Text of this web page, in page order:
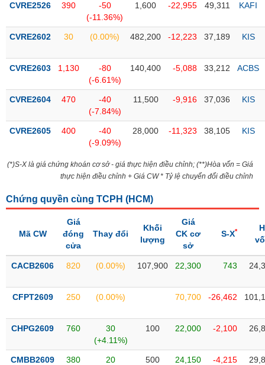
thái
phiếu
mô
thị
Niêm
Niêm
Niêm
bổ
Hủy
yết
dõi
biệt
CVRE2526 390
-50
(-11.36%)
1,600 -22,955 49,311 KAFI
CVRE2602 30 (0.00%) 482,200 -12,223 37,189 KIS
CVRE2603 1,130
-80
(-6.61%)
140,400 -5,088 33,212 ACBS
CVRE2604 470
-40
(-7.84%)
11,500 -9,916 37,036 KIS
CVRE2605 400
-40
(-9.09%)
28,000 -11,323 38,105 KIS
(*)S-X là giá chứng khoán cơ sở - giá thực hiện điều chỉnh; (**)Hòa vốn = Giá
thực hiện điều chỉnh + Giá CW * Tỷ lệ chuyển đổi điều chỉnh
Chứng quyền cùng TCPH (HCM)
Mã CW
Giá
đóng
cửa
Thay đổi
Khối
lượng
Giá
CK cơ
sở
S-X*
CACB2606 820 (0.00%) 107,900 22,300 743
CFPT2609 250 (0.00%) 70,700 -26,462
CHPG2609 760
30
(+4.11%)
100 22,000 -2,100
CMBB2609 380
20
500 24,150 -4,215
NGÀNH
DOANH
NGHIỆP
PHÁI
SINH
TRÁI
PHIẾU
CÔNG
CỤ
TƯ